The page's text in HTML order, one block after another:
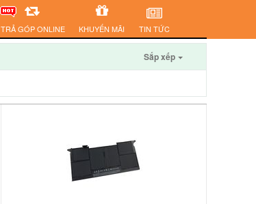
TRẢ GÓP ONLINE KHUYẾN MÃI TIN TỨC
Sắp xếp